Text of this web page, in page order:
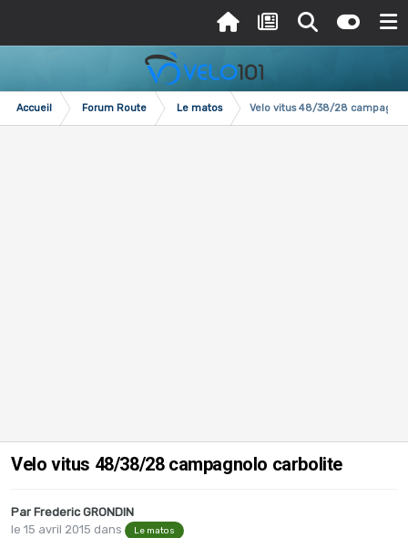
Accueil Forum Route Le matos Velo vitus 48/38/28
Velo vitus 48/38/28 campagnolo carbolite
Par Frederic GRONDIN
le 15 avril 2015 dans Le matos